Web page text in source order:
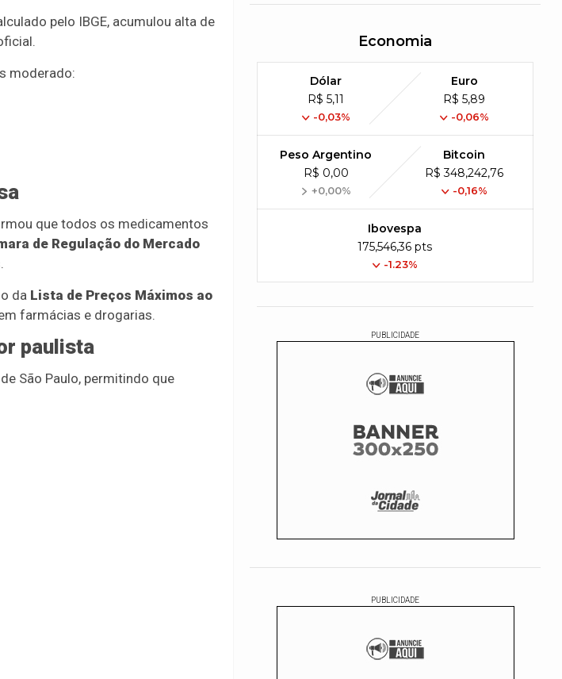
pelo IBGE, acumulou alta de
moderado:
que todos os medicamentos
de Regulação do Mercado
da Lista de Preços Máximos ao
farmácias e drogarias.
paulista
São Paulo, permitindo que
Economia
Dólar
R$ 5,11
-0,03%
Euro
R$ 5,89
-0,06%
Peso Argentino
R$ 0,00
+0,00%
Bitcoin
R$ 348,242,76
-0,16%
Ibovespa
175,546,36 pts
-1.23%
PUBLICIDADE
PUBLICIDADE